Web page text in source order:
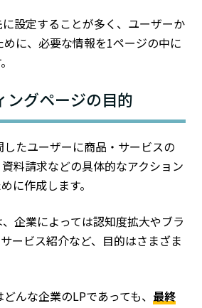
設定することが多く、ユーザーか
めに、必要な情報を1ページの中に
ングページの目的
たユーザーに商品・サービスの
料請求などの具体的なアクション
に作成します。
企業によっては認知度拡大やブラ
ービス紹介など、目的はさまざま
んな企業のLPであっても、 最終